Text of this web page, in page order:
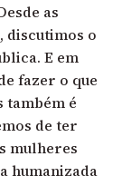
as
discutimos o
E em
fazer o que
também é
de ter
mulheres
humanizada